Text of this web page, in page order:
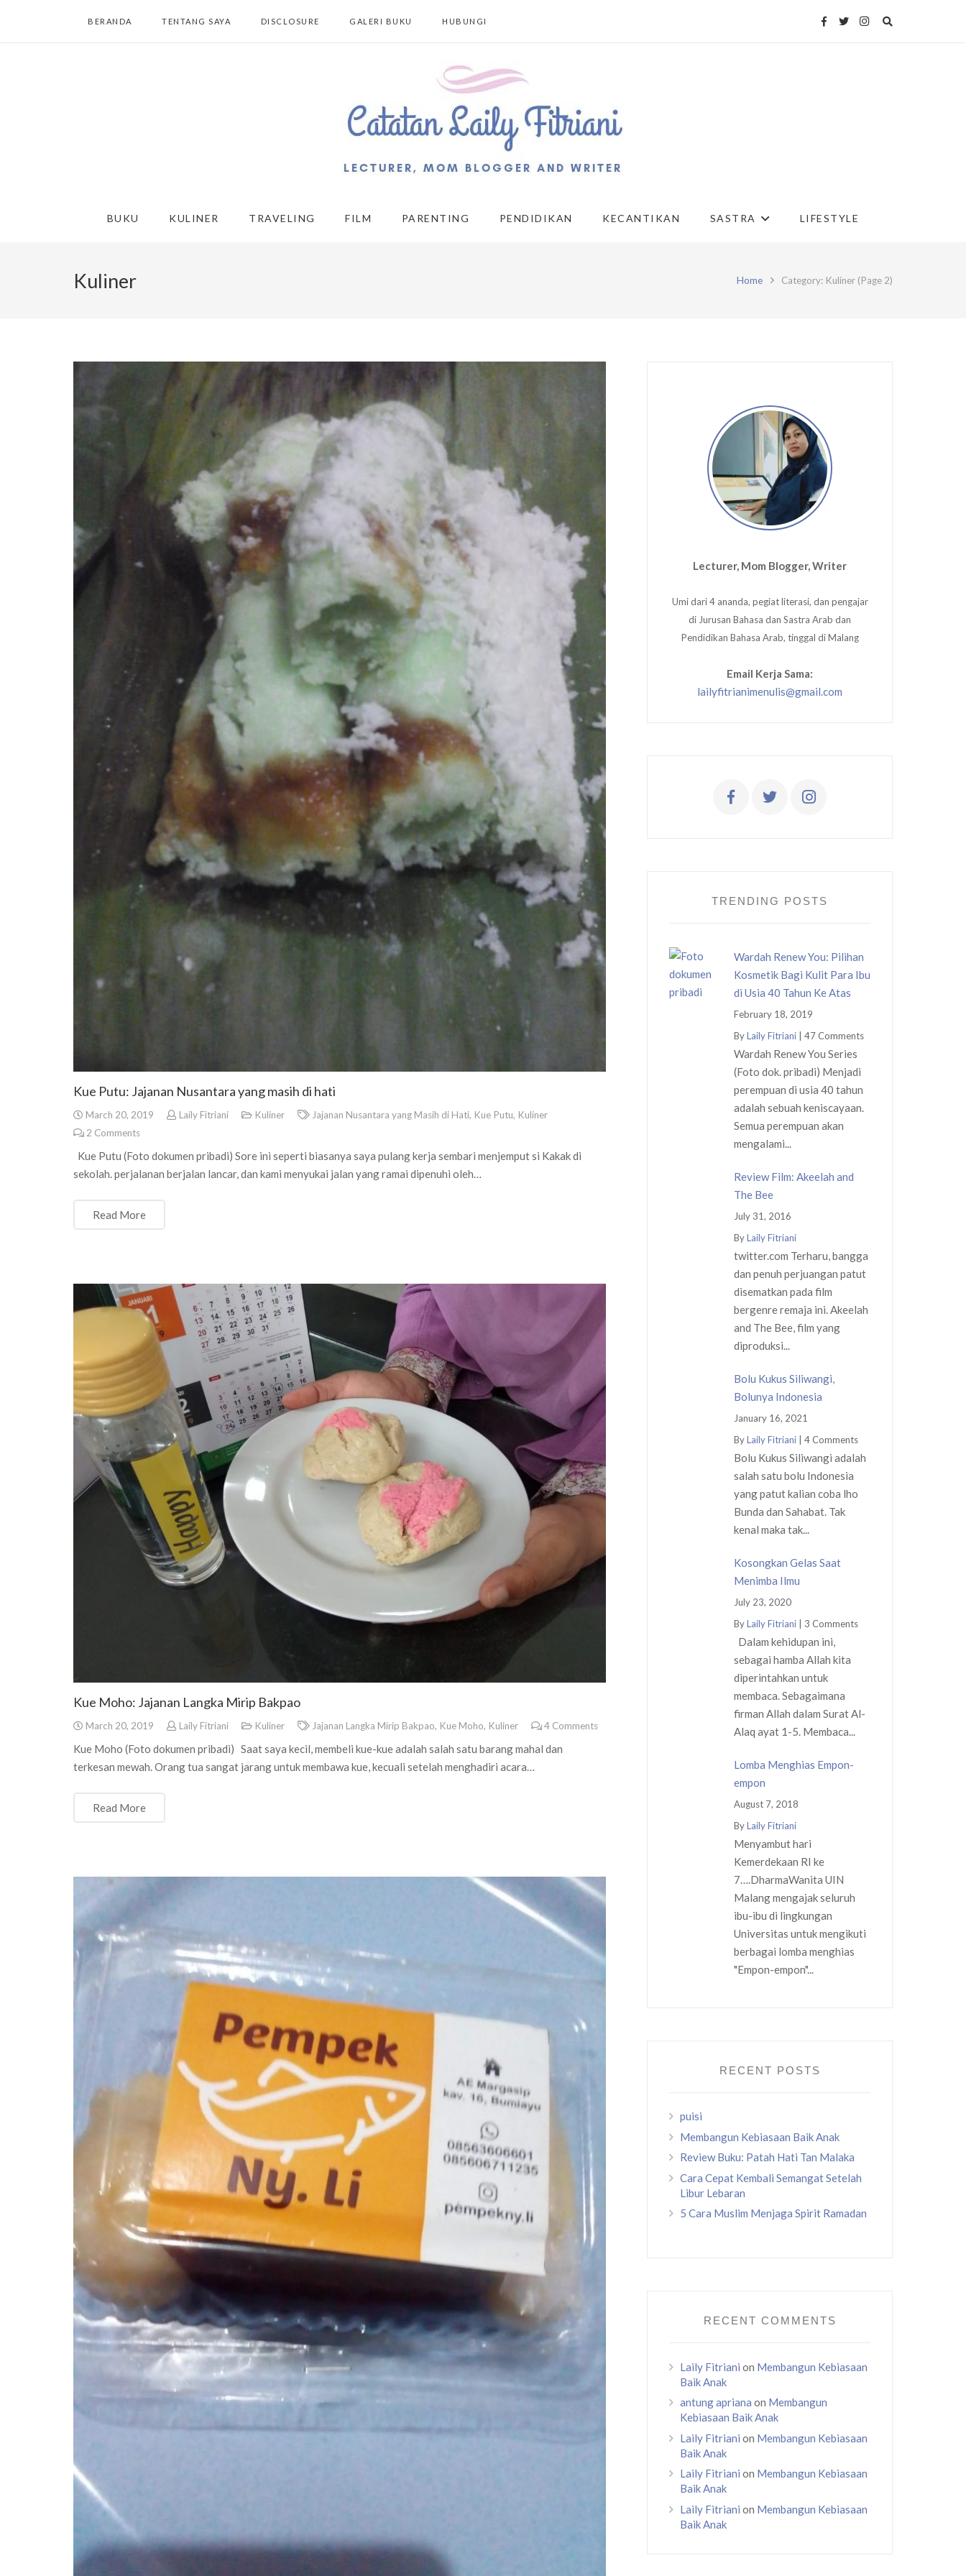
BERANDA TENTANG SAYA DISCLOSURE GALERI BUKU HUBUNGI
BUKU KULINER TRAVELING FILM PARENTING PENDIDIKAN KECANTIKAN SASTRA LIFESTYLE
Kuliner Home Category: Kuliner (Page 2)
Kue Putu: Jajanan Nusantara yang masih di hati
March 20, 2019 Laily Fitriani Kuliner Jajanan Nusantara yang Masih di Hati, Kue Putu, Kuliner
2 Comments
Kue Putu (Foto dokumen pribadi) Sore ini seperti biasanya saya pulang kerja sembari menjemput si Kakak di
sekolah. perjalanan berjalan lancar, dan kami menyukai jalan yang ramai dipenuhi oleh…
Read More
Kue Moho: Jajanan Langka Mirip Bakpao
March 20, 2019 Laily Fitriani Kuliner Jajanan Langka Mirip Bakpao, Kue Moho, Kuliner 4 Comments
Kue Moho (Foto dokumen pribadi) Saat saya kecil, membeli kue-kue adalah salah satu barang mahal dan
terkesan mewah. Orang tua sangat jarang untuk membawa kue, kecuali setelah menghadiri acara…
Read More
Lecturer, Mom Blogger, Writer
Umi dari 4 ananda, pegiat literasi, dan pengajar
di Jurusan Bahasa dan Sastra Arab dan
Pendidikan Bahasa Arab, tinggal di Malang
Email Kerja Sama:
lailyfitrianimenulis@gmail.com
TRENDING POSTS
Wardah Renew You: Pilihan
Kosmetik Bagi Kulit Para Ibu
di Usia 40 Tahun Ke Atas
February 18, 2019
ByLaily Fitriani | 47 Comments
Wardah Renew You Series
(Foto dok. pribadi) Menjadi
perempuan di usia 40 tahun
adalah sebuah keniscayaan.
Semua perempuan akan
mengalami...
Review Film: Akeelah and
The Bee
July 31, 2016
ByLaily Fitriani
twitter.com Terharu, bangga
dan penuh perjuangan patut
disematkan pada film
bergenre remaja ini. Akeelah
and The Bee, film yang
diproduksi...
Bolu Kukus Siliwangi,
Bolunya Indonesia
January 16, 2021
ByLaily Fitriani | 4 Comments
Bolu Kukus Siliwangi adalah
salah satu bolu Indonesia
yang patut kalian coba lho
Bunda dan Sahabat. Tak
kenal maka tak...
Kosongkan Gelas Saat
Menimba Ilmu
July 23, 2020
ByLaily Fitriani | 3 Comments
Dalam kehidupan ini,
sebagai hamba Allah kita
diperintahkan untuk
membaca. Sebagaimana
firman Allah dalam Surat Al-
Alaq ayat 1-5. Membaca...
Lomba Menghias Empon-
empon
August 7, 2018
ByLaily Fitriani
Menyambut hari
Kemerdekaan RI ke
7….DharmaWanita UIN
Malang mengajak seluruh
ibu-ibu di lingkungan
Universitas untuk mengikuti
berbagai lomba menghias
"Empon-empon"...
RECENT POSTS
puisi
Membangun Kebiasaan Baik Anak
Review Buku: Patah Hati Tan Malaka
Cara Cepat Kembali Semangat Setelah
Libur Lebaran
5 Cara Muslim Menjaga Spirit Ramadan
RECENT COMMENTS
Laily Fitriani on Membangun Kebiasaan
Baik Anak
antung apriana on Membangun
Kebiasaan Baik Anak
Laily Fitriani on Membangun Kebiasaan
Baik Anak
Laily Fitriani on Membangun Kebiasaan
Baik Anak
Laily Fitriani on Membangun Kebiasaan
Baik Anak